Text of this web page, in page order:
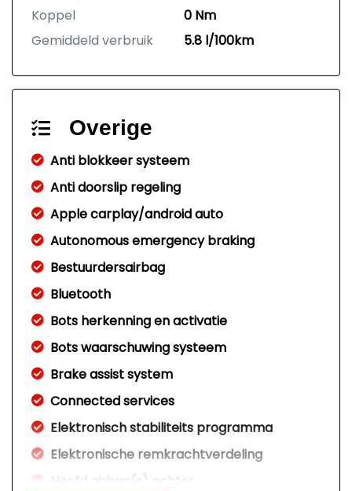
Koppel
0 Nm
Gemiddeld verbruik
5.8 l/100km
Overige
Anti blokkeer systeem
Anti doorslip regeling
Apple carplay/android auto
Autonomous emergency braking
Bestuurdersairbag
Bluetooth
Bots herkenning en activatie
Bots waarschuwing systeem
Brake assist system
Connected services
Elektronisch stabiliteits programma
Elektronische remkrachtverdeling
Hoofd airbag(s) achter